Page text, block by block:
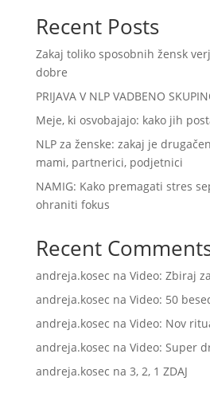
Recent Posts
Zakaj toliko sposobnih žensk
dobre
PRIJAVA V NLP VADBENO
Meje, ki osvobajajo: kako jih
NLP za ženske: zakaj je
mami, partnerici, podjetnici
NAMIG: Kako premagati stres
ohraniti fokus
Recent
andreja.kosec na Video: Zbiraj
andreja.kosec na Video: 50
andreja.kosec na Video: Nov
andreja.kosec na Video: Super
andreja.kosec na 3, 2, 1 ZDAJ